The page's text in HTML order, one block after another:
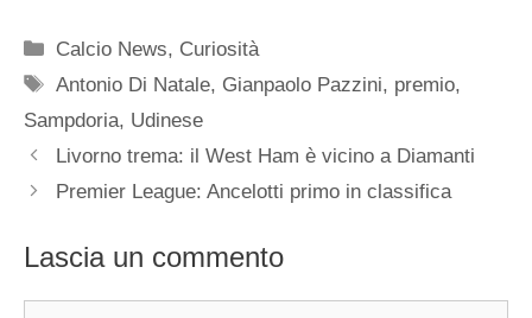
Categorie
Calcio News, Curiosità
Tag
Antonio Di Natale, Gianpaolo Pazzini, premio,
Sampdoria, Udinese
Livorno trema: il West Ham è vicino a Diamanti
Premier League: Ancelotti primo in classifica
Lascia un commento